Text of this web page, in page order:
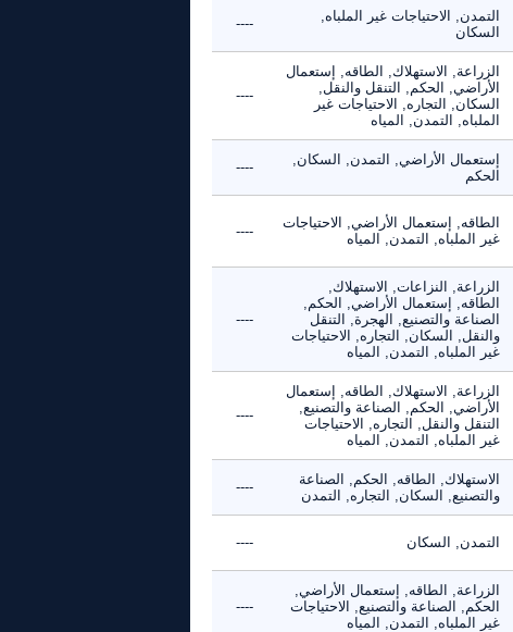
التمدن, الاحتياجات غير الملباه,
السكان
----
الزراعة, الاستهلاك, الطاقه, إستعمال
الأراضي, الحكم, التنقل والنقل,
السكان, التجاره, الاحتياجات غير
الملباه, التمدن, المياه
----
إستعمال الأراضي, التمدن, السكان,
الحكم
----
الطاقه, إستعمال الأراضي, الاحتياجات
غير الملباه, التمدن, المياه
----
الزراعة, النزاعات, الاستهلاك,
الطاقه, إستعمال الأراضي, الحكم,
الصناعة والتصنيع, الهجرة, التنقل
والنقل, السكان, التجاره, الاحتياجات
غير الملباه, التمدن, المياه
----
الزراعة, الاستهلاك, الطاقه, إستعمال
الأراضي, الحكم, الصناعة والتصنيع,
التنقل والنقل, التجاره, الاحتياجات
غير الملباه, التمدن, المياه
----
الاستهلاك, الطاقه, الحكم, الصناعة
والتصنيع, السكان, التجاره, التمدن
----
التمدن, السكان ----
الزراعة, الطاقه, إستعمال الأراضي,
الحكم, الصناعة والتصنيع, الاحتياجات
غير الملباه, التمدن, المياه
----